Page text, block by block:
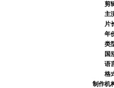
剪
主
片
年
类
国
语
格
制作机